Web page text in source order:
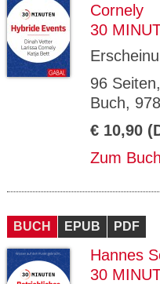
Cornely
30
96
Buch,
€ 10,90
Zum Buch
BUCH EPUB PDF
Hannes
30